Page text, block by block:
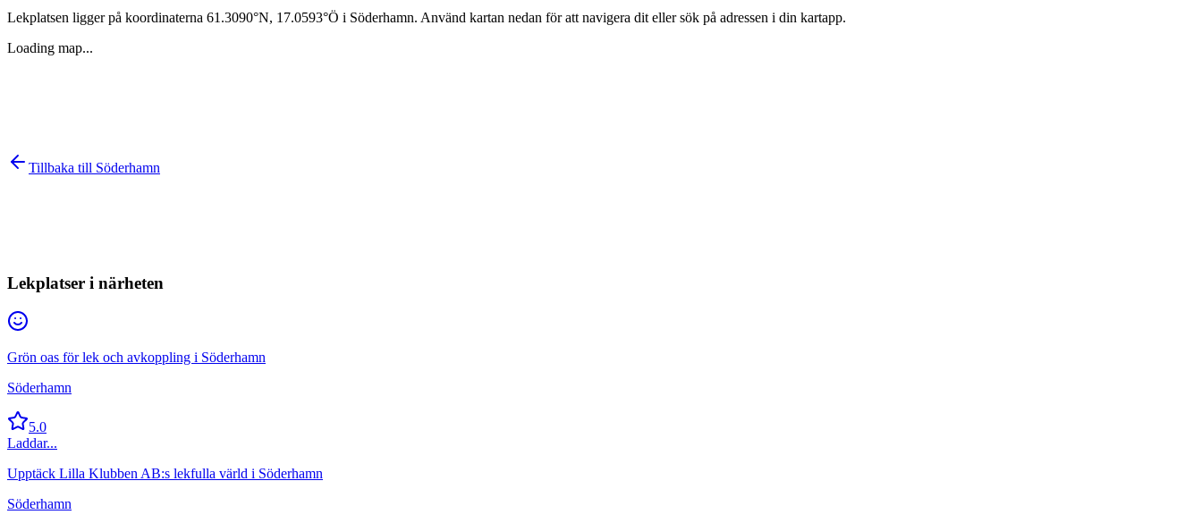
Lekplatsen ligger på koordinaterna 61.3090°N, 17.0593°Ö i Söderhamn. Använd kartan nedan för att navigera dit eller sök på adressen i din kartapp.
Loading map...
Tillbaka till Söderhamn
Lekplatser i närheten
Grön oas för lek och avkoppling i Söderhamn
Söderhamn
5.0
Laddar...
Upptäck Lilla Klubben AB:s lekfulla värld i Söderhamn
Söderhamn